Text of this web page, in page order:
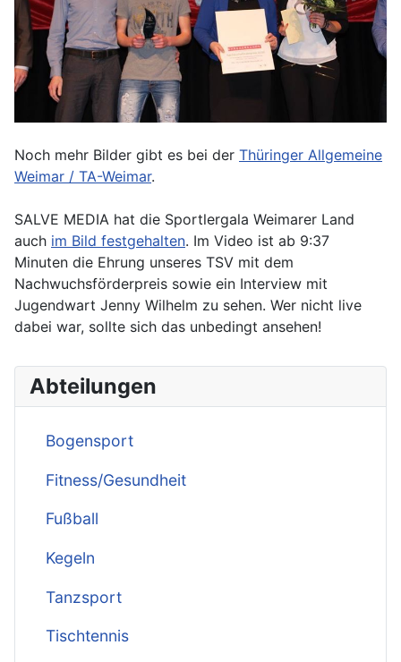
Abteilungen
Bogensport
Fitness/Gesundheit
Fußball
Kegeln
Tanzsport
Tischtennis
Noch mehr Bilder gibt es bei derThüringer Allgemeine
Weimar / TA-Weimar.
SALVE MEDIA hat die Sportlergala Weimarer Land
auch im Bild festgehalten. Im Video ist ab 9:37
Minuten die Ehrung unseres TSV mit dem
Nachwuchsförderpreis sowie ein Interview mit
Jugendwart Jenny Wilhelm zu sehen. Wer nicht live
dabei war, sollte sich das unbedingt ansehen!